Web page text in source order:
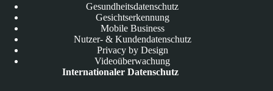
Gesundheitsdatenschutz
Gesichtserkennung
Mobile Business
Nutzer- & Kundendatenschutz
Privacy by Design
Videoüberwachung
Internationaler Datenschutz